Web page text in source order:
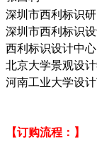
深圳市西利标识
深圳市西利标识
西利标识设计中心
北京大学景观设
河南工业大学设
【订购流程：】